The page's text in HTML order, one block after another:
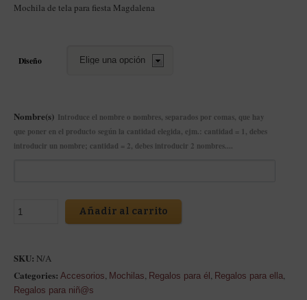
Mochila de tela para fiesta Magdalena
Diseño
Nombre(s) Introduce el nombre o nombres, separados por comas, que hay
que poner en el producto según la cantidad elegida, ejm.: cantidad = 1, debes
introducir un nombre; cantidad = 2, debes introducir 2 nombres....
Añadir al carrito
SKU: N/A
Categories: Accesorios, Mochilas, Regalos para él , Regalos para ella,
Regalos para niñ@s